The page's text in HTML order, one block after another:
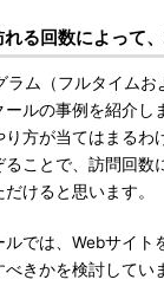
る回数によって
ム（フルタイムお
ルの事例を紹介し
方が当てはまるわ
ことで、訪問回数
けると思います。
では、Webサイト
べきかを検討してい